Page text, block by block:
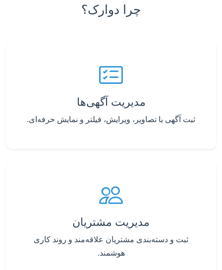
چرا دوارک؟
مدیریت آگهی‌ها
ثبت آگهی با تصاویر، ویرایش، فیلتر و نمایش حرفه‌ای.
مدیریت مشتریان
ثبت و دسته‌بندی مشتریان علاقه‌مند و روند کاری
هوشمند.